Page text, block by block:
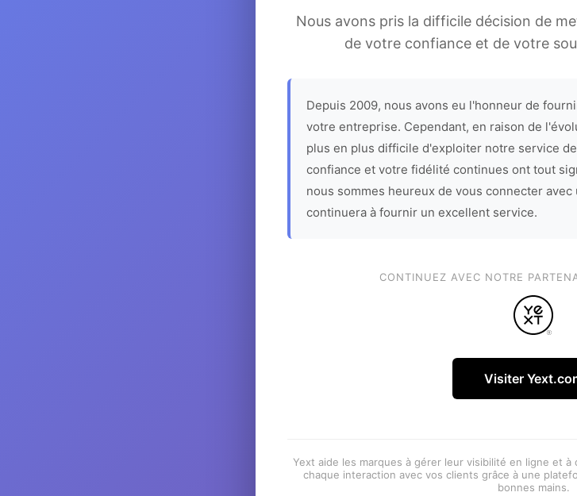
Nous avons pris la difficile décision de
de votre confiance et de votre
Depuis 2009, nous avons eu l'honneur de
votre entreprise. Cependant, en raison de
plus en plus difficile d'exploiter notre service
confiance et votre fidélité continues ont tout
nous sommes heureux de vous connecter
continuera à fournir un excellent service.
CONTINUEZ AVEC NOTRE
Visiter
Yext aide les marques à gérer leur visibilité en ligne et
chaque interaction avec vos clients grâce à une
bonnes mains.